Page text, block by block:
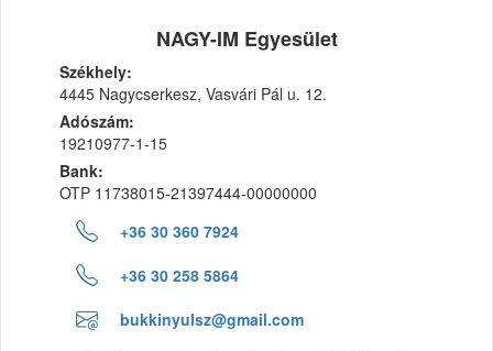
NAGY-IM Egyesület
Székhely:
4445 Nagycserkesz, Vasvári Pál u. 12.
Adószám:
19210977-1-15
Bank:
OTP 11738015-21397444-00000000
+36 30 360 7924
+36 30 258 5864
bukkinyulsz@gmail.com